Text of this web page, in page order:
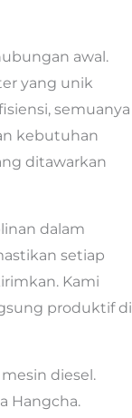
awal.
yang unik
semuanya
kebutuhan
ditawarkan
dalam
setiap
Kami
produktif di
diesel.
Hangcha.